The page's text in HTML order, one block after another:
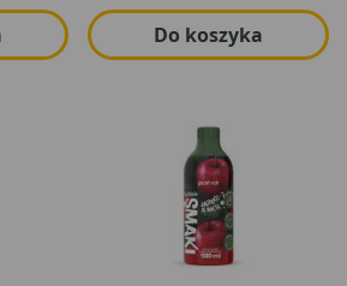
Do koszyka